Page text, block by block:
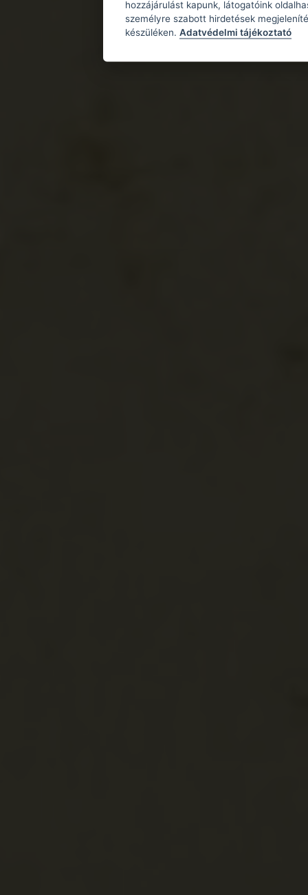
hozzájárulást kapunk, látogatóink
személyre szabott hirdetések
készüléken. Adatvédelmi tájékoztató